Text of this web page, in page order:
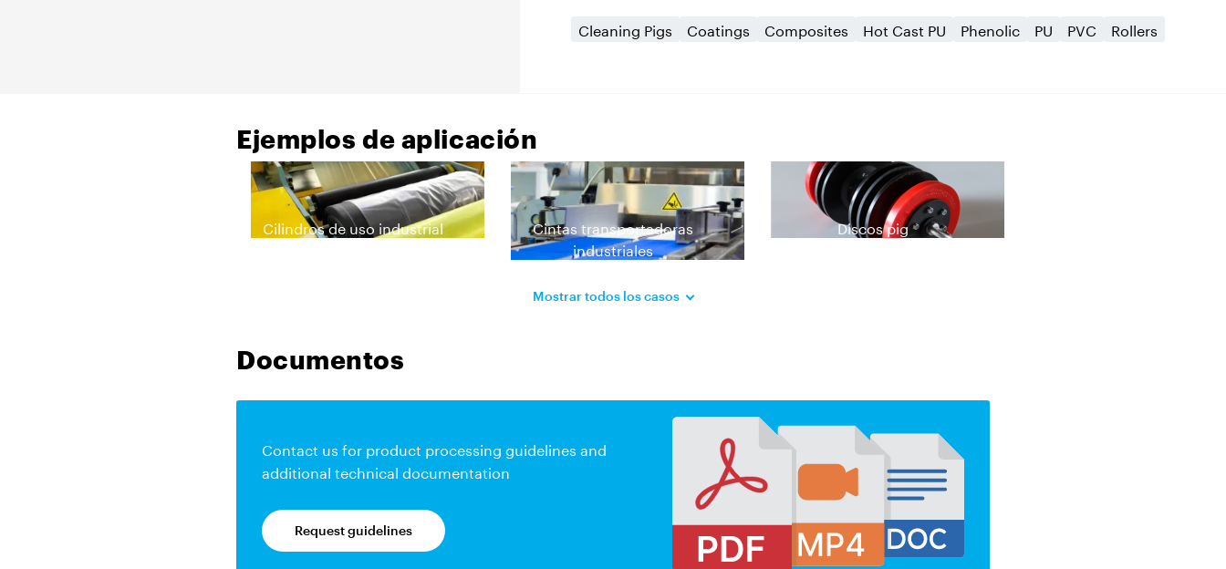
Cleaning Pigs Coatings Composites Hot Cast PU Phenolic PU PVC Rollers
Ejemplos de aplicación
Cilindros de uso industrial
Cintas transportadoras
industriales
Discos pig
Mostrar todos los casos
Documentos
Contact us for product processing guidelines and
additional technical documentation
Request guidelines